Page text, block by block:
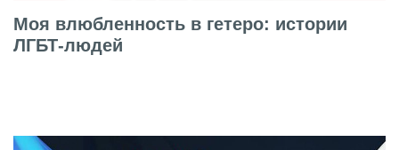
Моя влюбленность в гетеро: истории
ЛГБТ-людей